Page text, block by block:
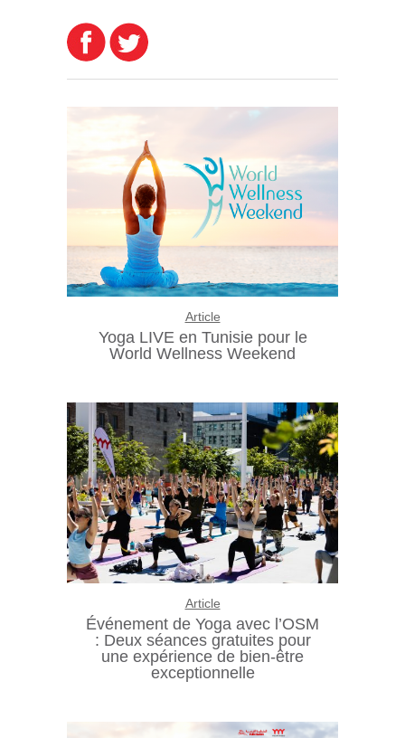
Article
Yoga LIVE en Tunisie pour le
World Wellness Weekend
Article
Événement de Yoga avec l’OSM
: Deux séances gratuites pour
une expérience de bien-être
exceptionnelle